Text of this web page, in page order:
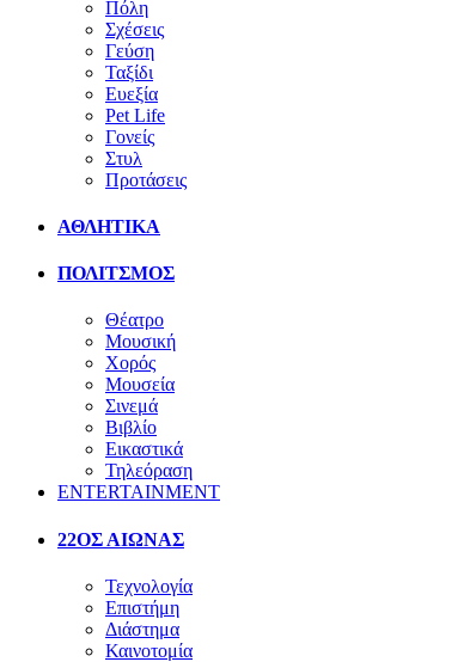
Πόλη
Σχέσεις
Γεύση
Ταξίδι
Ευεξία
Pet Life
Γονείς
Στυλ
Προτάσεις
ΑΘΛΗΤΙΚΑ
ΠΟΛΙΤΣΜΟΣ
Θέατρο
Μουσική
Χορός
Μουσεία
Σινεμά
Βιβλίο
Εικαστικά
Τηλεόραση
ENTERTAINMENT
22ΟΣ ΑΙΩΝΑΣ
Τεχνολογία
Επιστήμη
Διάστημα
Καινοτομία